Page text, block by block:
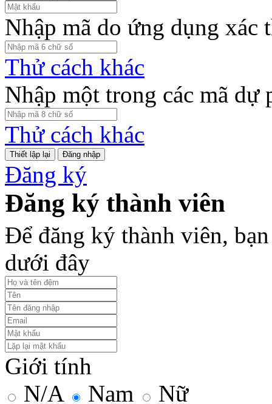
Nhập mã do ứng dụng xác
Thử cách khác
Nhập một trong các mã dự
Thử cách khác
Đăng nhập
Đăng ký
Đăng ký thành viên
Để đăng ký thành viên,
dưới đây
Giới tính
N/A
Nam Nữ